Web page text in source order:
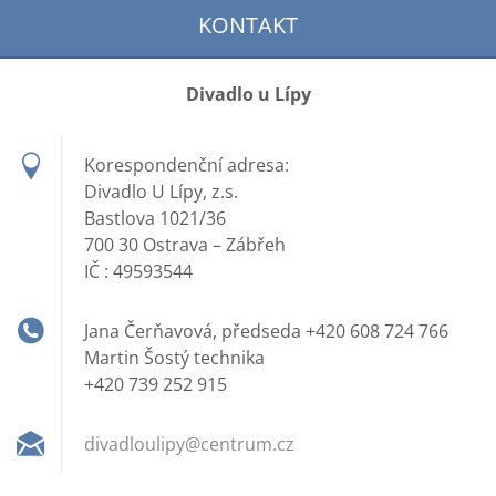
KONTAKT
Divadlo u Lípy
Korespondenční adresa:
Divadlo U Lípy, z.s.
Bastlova 1021/36
700 30 Ostrava – Zábřeh
IČ : 49593544
Jana Čerňavová, předseda +420 608 724 766
Martin Šostý technika
+420 739 252 915
divadloulipy@centrum.cz